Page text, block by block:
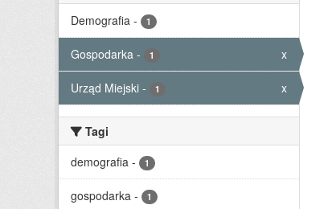
Demografia - 1
Gospodarka - 1 x
Urząd Miejski - 1 x
Tagi
demografia - 1
gospodarka - 1